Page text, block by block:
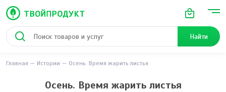
Найти
Главная Истории Осень. Время жарить листья
Осень. Время жарить листья